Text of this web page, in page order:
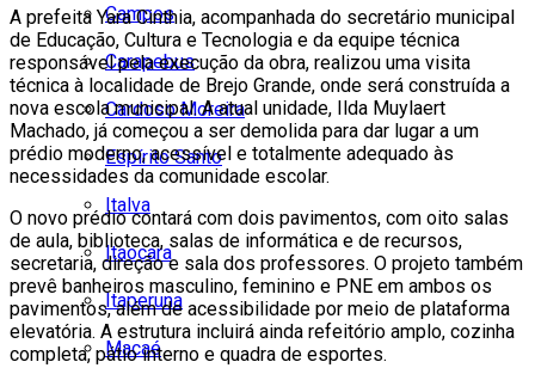
Campos
Carapebus
Cardoso Moreira
Espírito Santo
Italva
Itaocara
Itaperuna
Macaé
A prefeita Yara Cinthia, acompanhada do secretário municipal
de Educação, Cultura e Tecnologia e da equipe técnica
responsável pela execução da obra, realizou uma visita
técnica à localidade de Brejo Grande, onde será construída a
nova escola municipal. A atual unidade, Ilda Muylaert
Machado, já começou a ser demolida para dar lugar a um
prédio moderno, acessível e totalmente adequado às
necessidades da comunidade escolar.
O novo prédio contará com dois pavimentos, com oito salas
de aula, biblioteca, salas de informática e de recursos,
secretaria, direção e sala dos professores. O projeto também
prevê banheiros masculino, feminino e PNE em ambos os
pavimentos, além de acessibilidade por meio de plataforma
elevatória. A estrutura incluirá ainda refeitório amplo, cozinha
completa, pátio interno e quadra de esportes.